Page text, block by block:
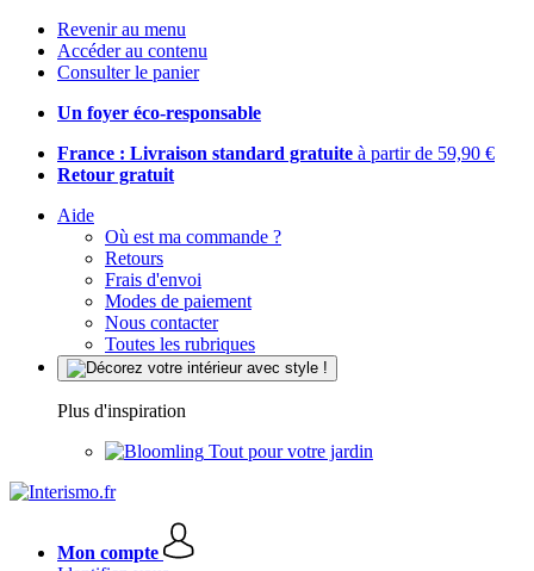
Revenir au menu
Accéder au contenu
Consulter le panier
Un foyer éco-responsable
France : Livraison standard gratuite à partir de 59,90 €
Retour gratuit
Aide
Où est ma commande ?
Retours
Frais d'envoi
Modes de paiement
Nous contacter
Toutes les rubriques
Plus d'inspiration
Tout pour votre jardin
Mon compte